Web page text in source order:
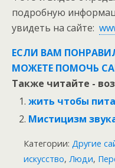
подробную
увидеть на сайте:
ЕСЛИ ВАМ
МОЖЕТЕ ПОМОЧЬ
Также читайте -
жить чтобы
Мистицизм
Категории: Другие
искусство, Люди,